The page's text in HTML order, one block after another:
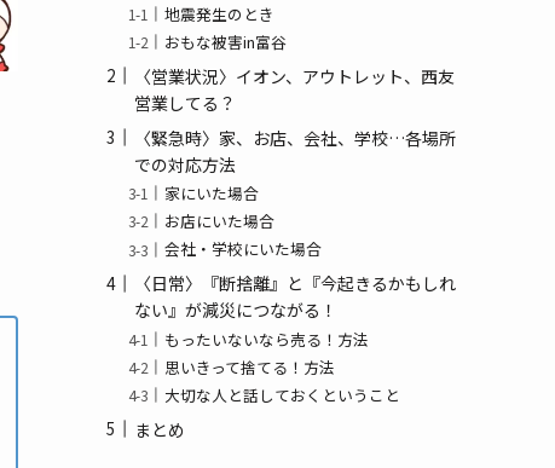
(3)
(1)
地震発生のとき
おもな被害in富谷
〈営業状況〉イオン、アウトレット、西友
営業してる？
〈緊急時〉家、お店、会社、学校…各場所
での対応方法
家にいた場合
お店にいた場合
会社・学校にいた場合
〈日常〉『断捨離』と『今起きるかもしれ
ない』が減災につながる！
もったいないなら売る！方法
思いきって捨てる！方法
大切な人と話しておくということ
まとめ